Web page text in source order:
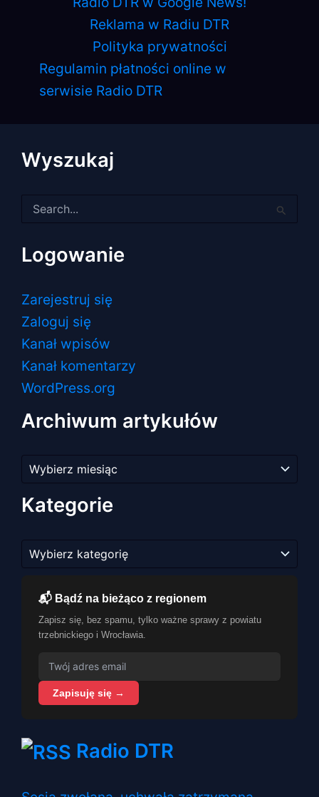
Reklama w Radiu DTR
Polityka prywatności
Regulamin płatności online w
serwisie Radio DTR
Wyszukaj
dla:
Logowanie
Zarejestruj się
Zaloguj się
Kanał wpisów
Kanał komentarzy
WordPress.org
Archiwum artykułów
artykułów
Kategorie
📬 Bądź na bieżąco z regionem
Zapisz się, bez spamu, tylko ważne sprawy z powiatu
trzebnickiego i Wrocławia.
Zapisuję się →
Radio DTR